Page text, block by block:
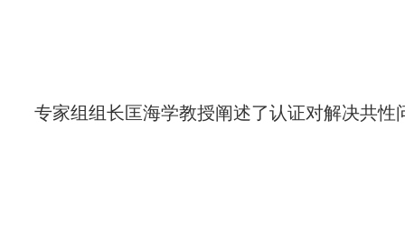
专家组组长匡海学教授阐述了认证对解决共